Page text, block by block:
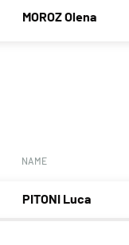
04'15 (1)MOROZ Olena
NAME
PITONI Luca